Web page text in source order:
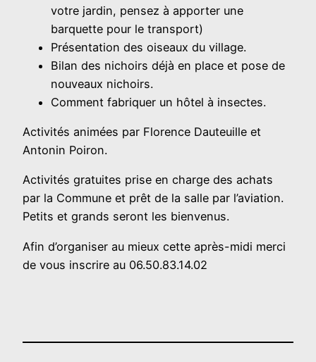
votre jardin, pensez à apporter une
barquette pour le transport)
Présentation des oiseaux du village.
Bilan des nichoirs déjà en place et pose de
nouveaux nichoirs.
Comment fabriquer un hôtel à insectes.
Activités animées par Florence Dauteuille et
Antonin Poiron.
Activités gratuites prise en charge des achats
par la Commune et prêt de la salle par l’aviation.
Petits et grands seront les bienvenus.
Afin d’organiser au mieux cette après-midi merci
de vous inscrire au 06.50.83.14.02